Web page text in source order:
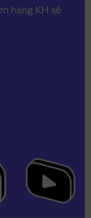
hàng KH sẽ